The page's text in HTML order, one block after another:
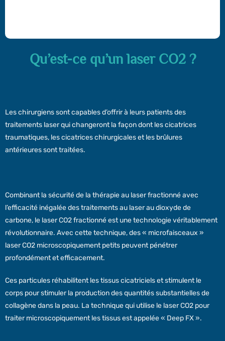
Qu’est-ce qu’un laser CO2 ?
Les chirurgiens sont capables d’offrir à leurs patients des
traitements laser qui changeront la façon dont les cicatrices
traumatiques, les cicatrices chirurgicales et les brûlures
antérieures sont traitées.
Combinant la sécurité de la thérapie au laser fractionné avec
l’efficacité inégalée des traitements au laser au dioxyde de
carbone, le laser CO2 fractionné est une technologie véritablement
révolutionnaire. Avec cette technique, des « microfaisceaux »
laser CO2 microscopiquement petits peuvent pénétrer
profondément et efficacement.
Ces particules réhabilitent les tissus cicatriciels et stimulent le
corps pour stimuler la production des quantités substantielles de
collagène dans la peau. La technique qui utilise le laser CO2 pour
traiter microscopiquement les tissus est appelée « Deep FX ».